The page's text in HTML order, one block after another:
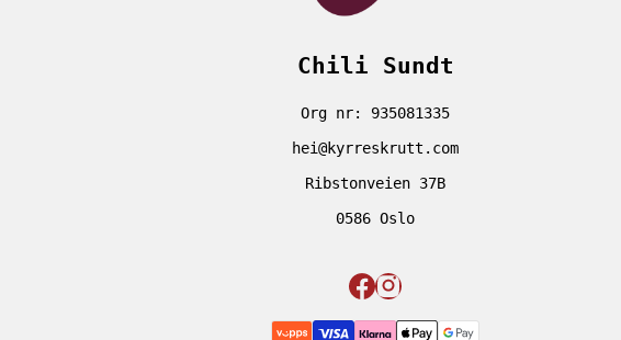
Chili Sundt
Org nr: 935081335
hei@kyrreskrutt.com
Ribstonveien 37B
0586 Oslo